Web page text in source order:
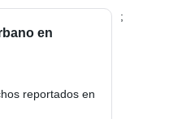
en
reportados en
;